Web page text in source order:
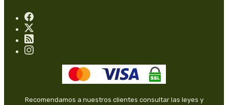
Recomendamos a nuestros clientes consultar las leyes y